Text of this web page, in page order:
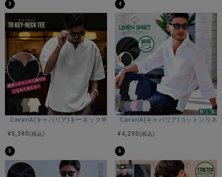
3
CavariA(キャバリア)キーネック半袖Tシャツ/全4色
¥ 5,390 (税込)
4
CavariA(キャバリア)コットンリネ
¥ 4,290 (税込)
5 6